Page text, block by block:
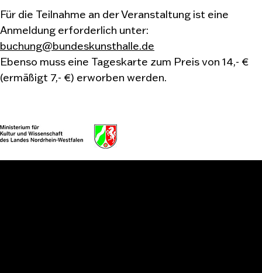
Für die Teilnahme an der Veranstaltung ist eine
Anmeldung erforderlich unter:
buchung@bundeskunsthalle.de
Ebenso muss eine Tageskarte zum Preis von 14,- €
(ermäßigt 7,- €) erworben werden.